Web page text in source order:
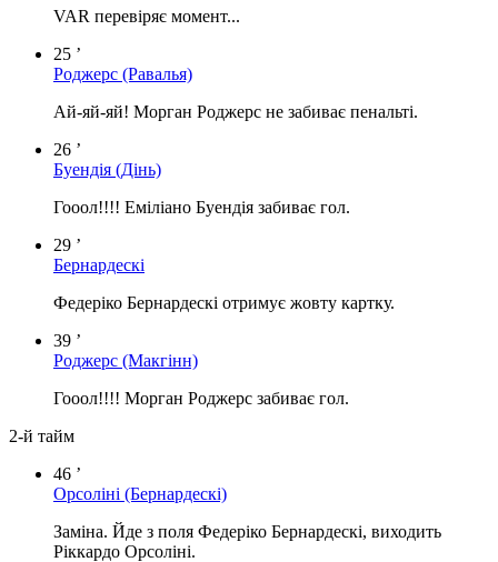
VAR перевіряє момент...
25 ’
Роджерс (Равалья)
Ай-яй-яй! Морган Роджерс не забиває пенальті.
26 ’
Буендія (Дінь)
Гооол!!!! Еміліано Буендія забиває гол.
29 ’
Бернардескі
Федеріко Бернардескі отримує жовту картку.
39 ’
Роджерс (Макгінн)
Гооол!!!! Морган Роджерс забиває гол.
2-й тайм
46 ’
Орсоліні (Бернардескі)
Заміна. Йде з поля Федеріко Бернардескі, виходить
Ріккардо Орсоліні.